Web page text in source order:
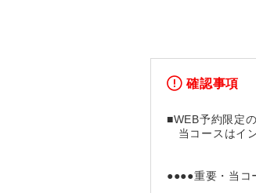
確認事項
■WEB予約限定
当コースはイ
●●●●重要・当コ